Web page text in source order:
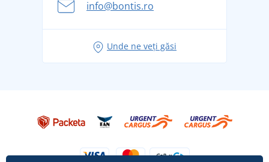
pentru vacanță fără griji
Tricoul preferat City în rol principal: ținute pentru
info@bontis.ro
Unde ne veți găsi